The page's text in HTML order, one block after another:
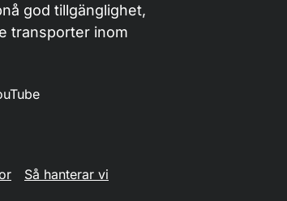
god tillgänglighet,
transporter inom
Så hanterar vi